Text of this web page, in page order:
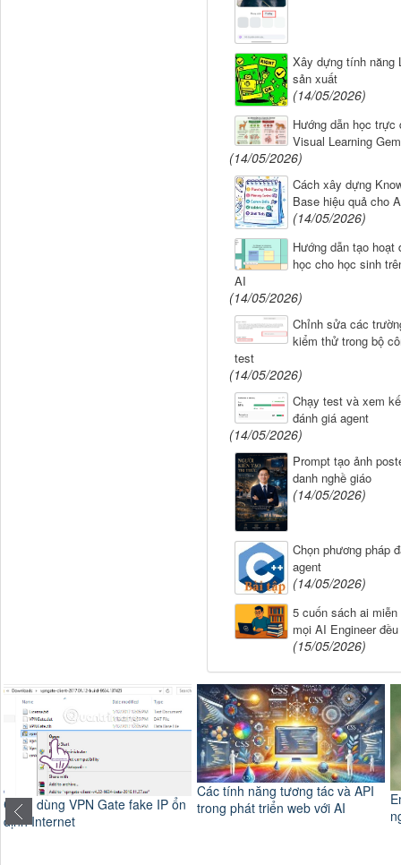
Xây dựng tính năng
sản xuất
(14/05/2026)
Hướng dẫn học trực
Visual Learning
(14/05/2026)
Cách xây dựng
Base hiệu quả cho
(14/05/2026)
Hướng dẫn tạo hoạt
học cho học sinh
AI
(14/05/2026)
Chỉnh sửa các
kiểm thử trong bộ
test
(14/05/2026)
Chạy test và xem
đánh giá agent
(14/05/2026)
Prompt tạo ảnh
danh nghề giáo
(14/05/2026)
Chọn phương pháp
agent
(14/05/2026)
5 cuốn sách ai
mọi AI Engineer
(15/05/2026)
Cách dùng VPN Gate fake IP ổn
định Internet
Các tính năng tương tác và API
trong phát triển web với AI